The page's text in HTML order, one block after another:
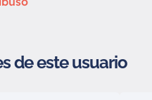
de este usuario